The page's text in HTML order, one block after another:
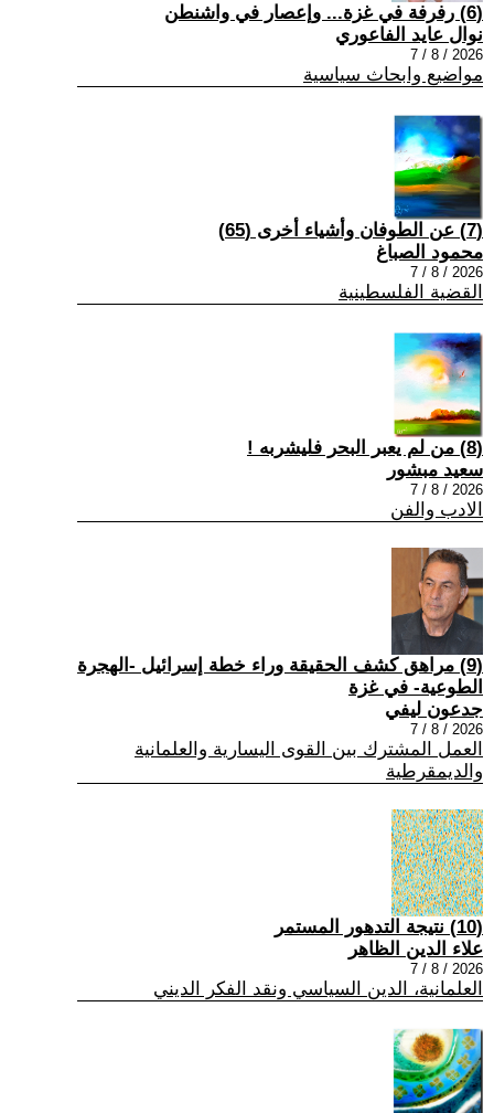
(6) رفرفة في غزة... وإعصار في واشنطن
نوال عايد الفاعوري
2026 / 8 / 7
مواضيع وابحاث سياسية
(7) عن الطوفان وأشياء أخرى (65)
محمود الصباغ
2026 / 8 / 7
القضية الفلسطينية
(8) من لم يعبر البحر فليشربه !
سعيد مبشور
2026 / 8 / 7
الادب والفن
(9) مراهق كشف الحقيقة وراء خطة إسرائيل -الهجرة
الطوعية- في غزة
جدعون ليفي
2026 / 8 / 7
العمل المشترك بين القوى اليسارية والعلمانية
والديمقرطية
(10) نتيجة التدهور المستمر
علاء الدين الظاهر
2026 / 8 / 7
العلمانية، الدين السياسي ونقد الفكر الديني